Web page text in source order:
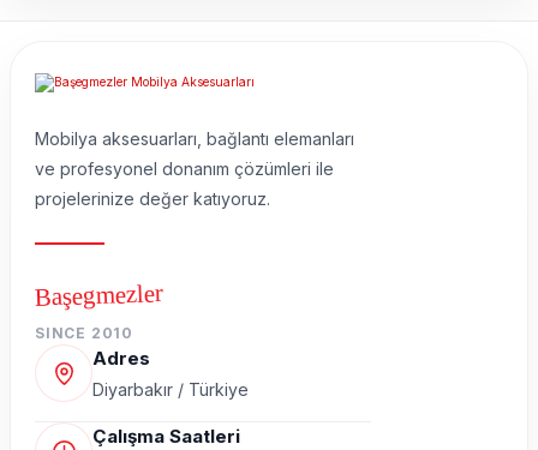
Mobilya aksesuarları, bağlantı elemanları
ve profesyonel donanım çözümleri ile
projelerinize değer katıyoruz.
Başegmezler
SINCE 2010
Adres
Diyarbakır / Türkiye
Çalışma Saatleri